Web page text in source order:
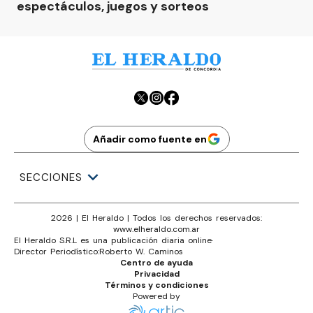
espectáculos, juegos y sorteos
Añadir como fuente en
SECCIONES
2026 | El Heraldo | Todos los derechos reservados:
www.elheraldo.com.ar
El Heraldo S.R.L es una publicación diaria online·
Director Periodístico:Roberto W. Caminos
Términos y condiciones
Privacidad
Centro de ayuda
Powered by